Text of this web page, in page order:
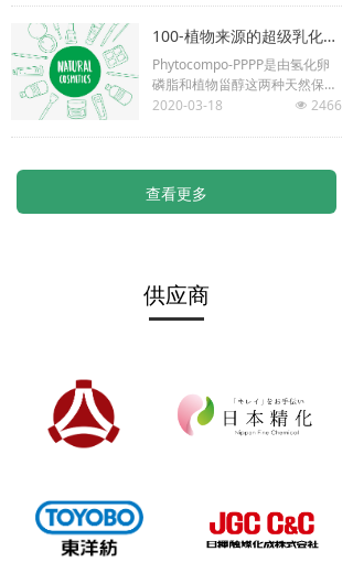
100-植物来源的超级乳化剂，能有多厉害？
Phytocompo-PPPP是由氢化卵
磷脂和植物甾醇这两种天然保湿
成分复配而成的乳化剂，100%
넶 2466
2020-03-18
供应商
查看更多